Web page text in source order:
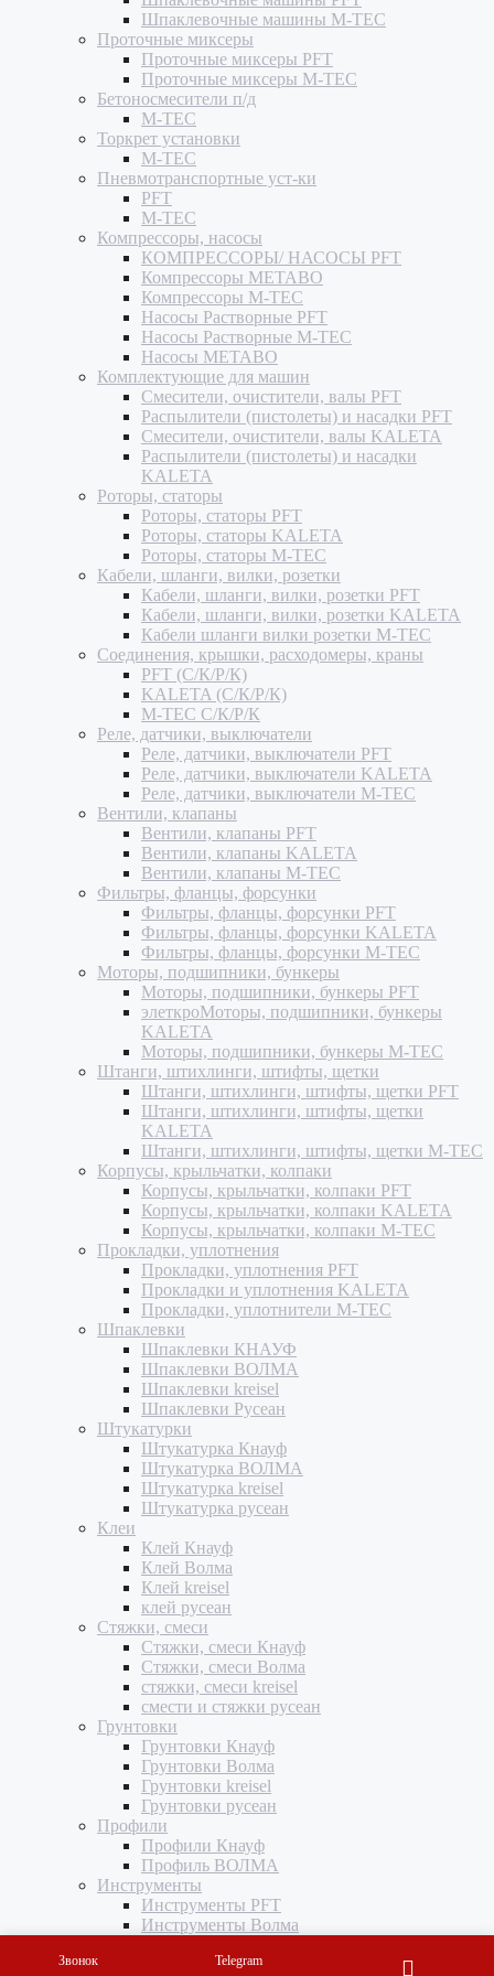
Звонок Telegram
Шпаклевочные машины M-TEC
Проточные миксеры
Проточные миксеры PFT
Проточные миксеры M-TEC
Бетоносмесители п/д
M-TEC
Торкрет установки
M-TEC
Пневмотранспортные уст-ки
PFT
M-TEC
Компрессоры, насосы
КОМПРЕССОРЫ/ НАСОСЫ PFT
Компрессоры METABO
Компрессоры M-TEC
Насосы Растворные PFT
Насосы Растворные M-TEC
Насосы METABO
Комплектующие для машин
Смесители, очистители, валы PFT
Распылители (пистолеты) и насадки PFT
Смесители, очистители, валы KALETA
Распылители (пистолеты) и насадки
KALETA
Роторы, статоры
Роторы, статоры PFT
Роторы, статоры KALETA
Роторы, статоры M-TEC
Кабели, шланги, вилки, розетки
Кабели, шланги, вилки, розетки PFT
Кабели, шланги, вилки, розетки KALETA
Кабели шланги вилки розетки M-TEC
Соединения, крышки, расходомеры, краны
PFT (С/К/Р/К)
KALETA (С/К/Р/К)
M-TEC С/К/Р/К
Реле, датчики, выключатели
Реле, датчики, выключатели PFT
Реле, датчики, выключатели KALETA
Реле, датчики, выключатели M-TEC
Вентили, клапаны
Вентили, клапаны PFT
Вентили, клапаны KALETA
Вентили, клапаны M-TEC
Фильтры, фланцы, форсунки
Фильтры, фланцы, форсунки PFT
Фильтры, фланцы, форсунки KALETA
Фильтры, фланцы, форсунки M-TEC
Моторы, подшипники, бункеры
Моторы, подшипники, бункеры PFT
элеткроМоторы, подшипники, бункеры
KALETA
Моторы, подшипники, бункеры M-TEC
Штанги, штихлинги, штифты, щетки
Штанги, штихлинги, штифты, щетки PFT
Штанги, штихлинги, штифты, щетки
KALETA
Штанги, штихлинги, штифты, щетки M-TEC
Корпусы, крыльчатки, колпаки
Корпусы, крыльчатки, колпаки PFT
Корпусы, крыльчатки, колпаки KALETA
Корпусы, крыльчатки, колпаки M-TEC
Прокладки, уплотнения
Прокладки, уплотнения PFT
Прокладки и уплотнения KALETA
Прокладки, уплотнители M-TEC
Шпаклевки
Шпаклевки КНАУФ
Шпаклевки ВОЛМА
Шпаклевки kreisel
Шпаклевки Русеан
Штукатурки
Штукатурка Кнауф
Штукатурка ВОЛМА
Штукатурка kreisel
Штукатурка русеан
Клеи
Клей Кнауф
Клей Волма
Клей kreisel
клей русеан
Стяжки, смеси
Стяжки, смеси Кнауф
Стяжки, смеси Волма
стяжки, смеси kreisel
смести и стяжки русеан
Грунтовки
Грунтовки Кнауф
Грунтовки Волма
Грунтовки kreisel
Грунтовки русеан
Профили
Профили Кнауф
Профиль ВОЛМА
Инструменты
Инструменты PFT
Инструменты Волма
Комплектующие, подвесы, ленты, соединители,